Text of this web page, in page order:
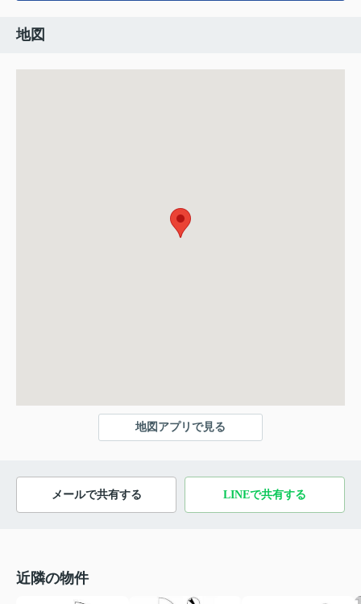
地図
地図アプリで見る
メールで共有する LINEで共有する
近隣の物件